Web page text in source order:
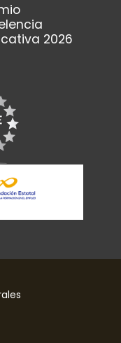
2026